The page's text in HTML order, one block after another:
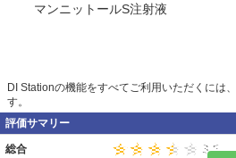
マンニットールS注射液
DI Stationの機能をすべてご利用いただくには、
す。
評価サマリー
総合